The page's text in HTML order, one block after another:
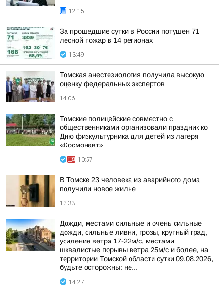
12:15
За прошедшие сутки в России потушен 71
лесной пожар в 14 регионах
13:49
Томская анестезиология получила высокую
оценку федеральных экспертов
14:06
Томские полицейские совместно с
общественниками организовали праздник ко
Дню физкультурника для детей из лагеря
«Космонавт»
10:57
В Томске 23 человека из аварийного дома
получили новое жилье
13:33
Дожди, местами сильные и очень сильные
дожди, сильные ливни, грозы, крупный град,
усиление ветра 17-22м/с, местами
шквалистые порывы ветра 25м/с и более, на
территории Томской области сутки 09.08.2026,
будьте осторожны: не...
14:27